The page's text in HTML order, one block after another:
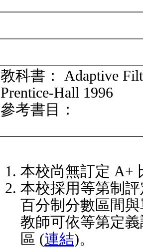
教科書： Adaptive
Prentice-Hall 1996
參考書目：
本校尚無訂定 A+
本校採用等第制
百分制分數區間
教師可依等第定
區 (連結)。